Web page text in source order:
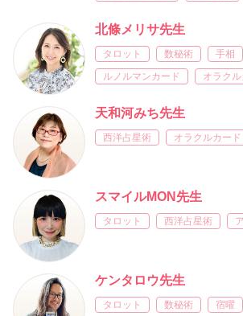
北條メリサ先生
タロット 数秘術
手相
ルノルマンカード
オラクル
天和河みち先生
西洋占星術 オラクルカード
スマイルMON先生
タロット 西洋占星術
ケンタロウ先生
タロット 数秘術 宿曜